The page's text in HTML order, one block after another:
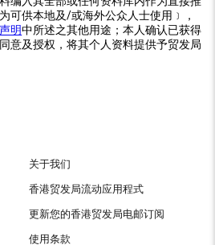
可供本地及/或海外公众人士使用﹞，
明中所述之其他用途；本人确认已获得
意及授权，将其个人资料提供予贸发局
关于我们
香港贸发局流动应用程式
更新您的香港贸发局电邮订阅
使用条款